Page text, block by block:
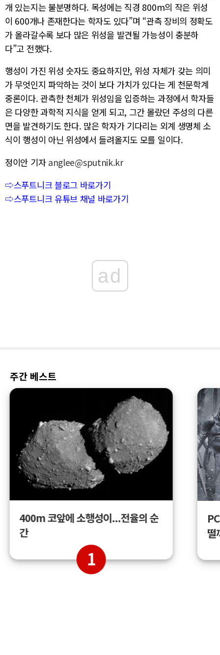
개 있는지는 불분명하다. 목성에는 직경 800m의 작은 위성
이 600개나 존재한다는 학자도 있다”며 “관측 장비의 정확도
가 올라갈수록 보다 많은 위성을 발견될 가능성이 충분하
다”고 전했다.
행성이 가진 위성 숫자도 중요하지만, 위성 자체가 갖는 의미
가 무엇인지 파악하는 것이 보다 가치가 있다는 게 천문학계
중론이다. 관측한 천체가 위성임을 입증하는 과정에서 학자들
은 다양한 과학적 지식을 얻게 되고, 그간 몰랐던 주성의 다른
면을 발견하기도 한다. 많은 학자가 기다리는 외계 생명체 소
식이 행성이 아닌 위성에서 들려올지도 모를 일이다.
정이안 기자 anglee@sputnik.kr
⇨스푸트니크 블로그 바로가기
⇨스푸트니크 유튜브 채널 바로가기
ad
주간 베스트
400m 코앞에 소행성이...전율의 순
간
1
떨